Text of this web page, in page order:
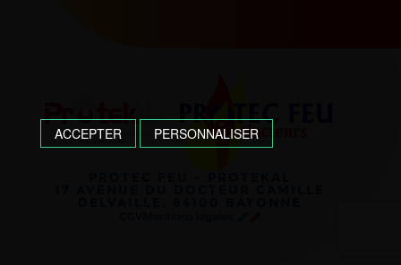
ACCEPTER PERSONNALISER